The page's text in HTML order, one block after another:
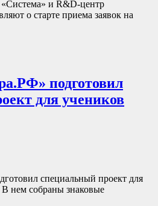
и R&D-центр
о старте приема заявок на
подготовил
для учеников
специальный проект для
нем собраны знаковые